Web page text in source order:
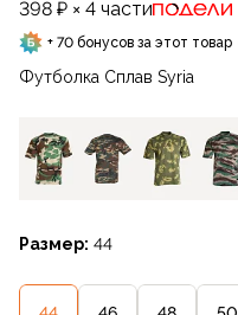
398 ₽ × 4 части
+ 70 бонусов за этот товар
Футболка Сплав Syria
Размер: 44